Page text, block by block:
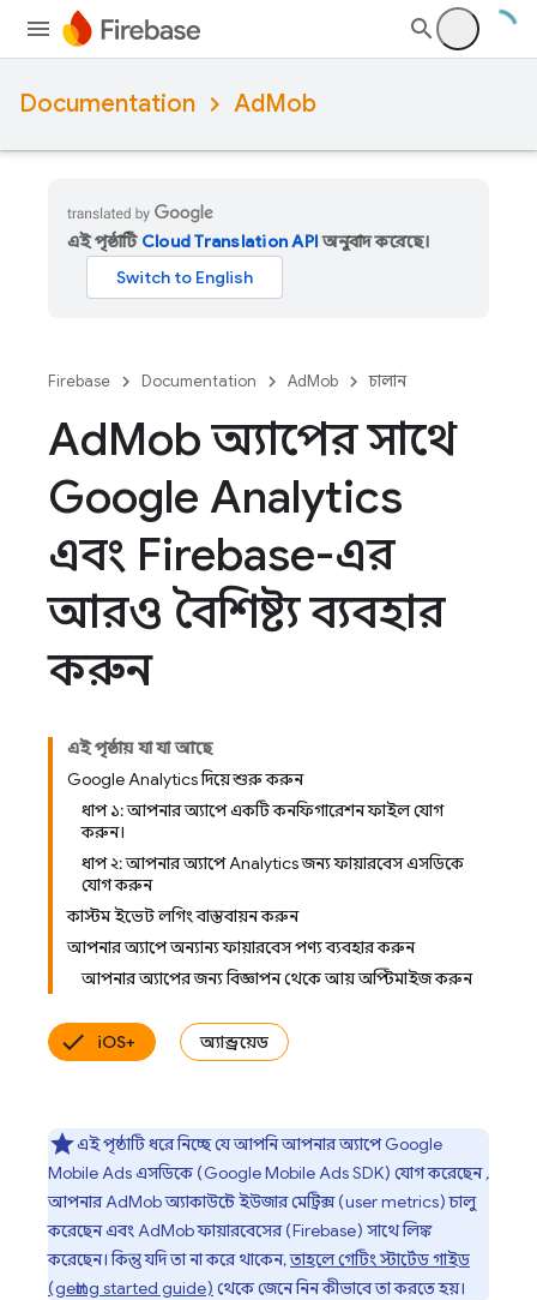
Documentation AdMob
এই পৃষ্ঠাটি Cloud Translation APIঅনুবাদ করেছে।
Firebase Documentation AdMob চালান
AdMob অ্যাপের সাথে
Google Analytics
এবং Firebase-এর
আরও বৈশিষ্ট্য ব্যবহার
করুন
এই পৃষ্ঠায় যা যা আছে
Google Analytics দিয়ে শুরু করুন
ধাপ ১: আপনার অ্যাপে একটি কনফিগারেশন ফাইল যোগ
করুন।
ধাপ ২: আপনার অ্যাপে Analytics জন্য ফায়ারবেস এসডিকে
যোগ করুন
কাস্টম ইভেন্ট লগিং বাস্তবায়ন করুন
আপনার অ্যাপে অন্যান্য ফায়ারবেস পণ্য ব্যবহার করুন
আপনার অ্যাপের জন্য বিজ্ঞাপন থেকে আয় অপ্টিমাইজ করুন
iOS+ অ্যান্ড্রয়েড
এই পৃষ্ঠাটি ধরে নিচ্ছে যে আপনি আপনার অ্যাপেGoogle
Mobile Adsএসডিকে (Google Mobile Ads SDK) যোগ করেছেন,
আপনারAdMobঅ্যাকাউন্টে ইউজার মেট্রিক্স (user metrics) চালু
করেছেন এবংAdMobফায়ারবেসের (Firebase) সাথে লিঙ্ক
করেছেন। কিন্তু যদি তা না করে থাকেন,তাহলে গেটিং স্টার্টেড গাইড
(getting started guide) থেকে জেনে নিন কীভাবে তা করতে হয়।